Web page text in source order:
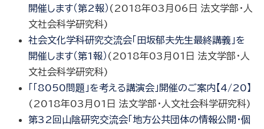
開催します（第2報） ( 2018年03月06日 法文学部・人
文社会科学研究科)
社会文化学科研究交流会「田坂郁夫先生最終講義」を
開催します（第1報） ( 2018年03月01日 法文学部・人
文社会科学研究科)
「「8050問題」を考える講演会」開催のご案内【4/20】
( 2018年03月01日 法文学部・人文社会科学研究科)
第32回山陰研究交流会「地方公共団体の情報公開・個